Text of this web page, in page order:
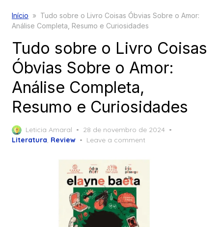
Início » Tudo sobre o Livro Coisas Óbvias Sobre o Amor:
Análise Completa, Resumo e Curiosidades
Tudo sobre o Livro Coisas
Óbvias Sobre o Amor:
Análise Completa,
Resumo e Curiosidades
Leticia Amaral
Posted
on
28 de novembro de 2024
Literatura, Review Leave a comment